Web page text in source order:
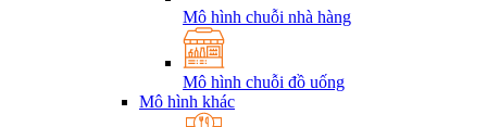
Mô hình chuỗi nhà hàng
Mô hình chuỗi đồ uống
Mô hình khác